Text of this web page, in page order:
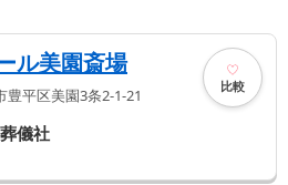
ル美園斎場
豊平区美園3条2-1-21 比較
儀社